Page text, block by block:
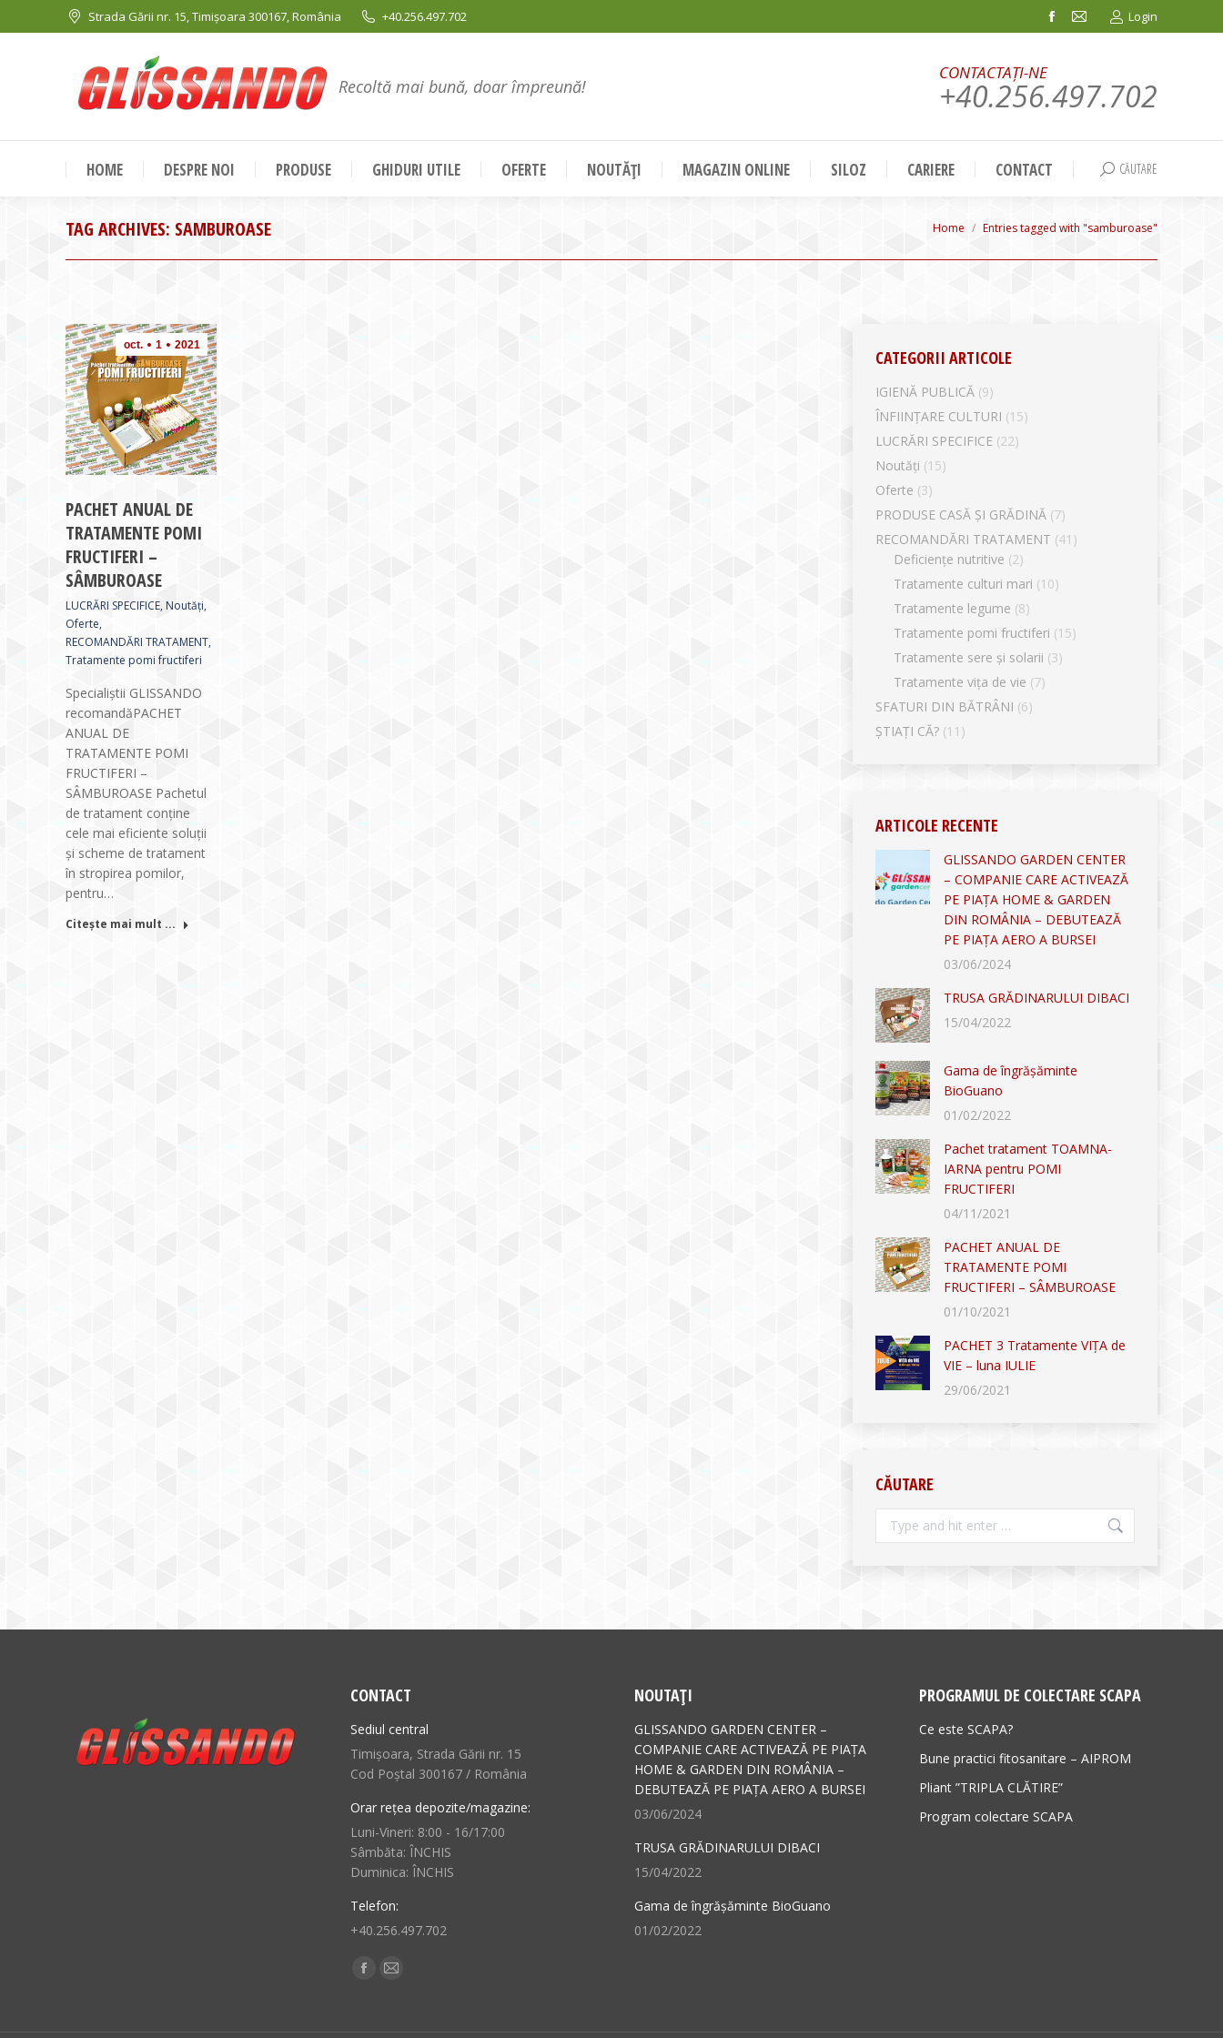
Strada Gării nr. 15, Timișoara 300167, România +40.256.497.702
Facebook
in
window
Mail
in
window
Login
Recoltă mai bună, doar împreună!
CONTACTAȚI-NE
+40.256.497.702
HOME DESPRE NOI PRODUSE GHIDURI UTILE OFERTE NOUTĂȚI MAGAZIN ONLINE SILOZ CARIERE CONTACT Search:
CĂUTARE
TAG ARCHIVES: SAMBUROASE You are here:
Home Entries tagged with "samburoase"
oct. 1 2021
PACHET ANUAL DE
TRATAMENTE POMI
FRUCTIFERI –
SÂMBUROASE
LUCRĂRI SPECIFICE,Noutăți,
Oferte,
RECOMANDĂRI TRATAMENT,
Tratamente pomi fructiferi
Specialiștii GLISSANDO
recomandăPACHET
ANUAL DE
TRATAMENTE POMI
FRUCTIFERI –
SÂMBUROASE Pachetul
de tratament conține
cele mai eficiente soluții
și scheme de tratament
în stropirea pomilor,
pentru…
Citește mai mult ...
CATEGORII ARTICOLE
IGIENĂ PUBLICĂ (9)
ÎNFIINȚARE CULTURI (15)
LUCRĂRI SPECIFICE (22)
Noutăți (15)
Oferte (3)
PRODUSE CASĂ ȘI GRĂDINĂ (7)
RECOMANDĂRI TRATAMENT (41)
Deficiențe nutritive (2)
Tratamente culturi mari (10)
Tratamente legume (8)
Tratamente pomi fructiferi (15)
Tratamente sere și solarii (3)
Tratamente vița de vie (7)
SFATURI DIN BĂTRÂNI (6)
ȘTIAȚI CĂ? (11)
ARTICOLE RECENTE
GLISSANDO GARDEN CENTER
– COMPANIE CARE ACTIVEAZĂ
PE PIAȚA HOME & GARDEN
DIN ROMÂNIA – DEBUTEAZĂ
PE PIAȚA AERO A BURSEI
03/06/2024
TRUSA GRĂDINARULUI DIBACI
15/04/2022
Gama de îngrășăminte
BioGuano
01/02/2022
Pachet tratament TOAMNA-
IARNA pentru POMI
FRUCTIFERI
04/11/2021
PACHET ANUAL DE
TRATAMENTE POMI
FRUCTIFERI – SÂMBUROASE
01/10/2021
PACHET 3 Tratamente VIȚA de
VIE – luna IULIE
29/06/2021
CĂUTARE
Search:
CONTACT
Sediul central
Timișoara, Strada Gării nr. 15
Cod Poștal 300167 / România
Orar rețea depozite/magazine:
Luni-Vineri: 8:00 - 16/17:00
Sâmbăta: ÎNCHIS
Duminica: ÎNCHIS
Telefon:
+40.256.497.702
Find us on:
Facebook
Mail
NOUTAȚI
GLISSANDO GARDEN CENTER –
COMPANIE CARE ACTIVEAZĂ PE PIAȚA
HOME & GARDEN DIN ROMÂNIA –
DEBUTEAZĂ PE PIAȚA AERO A BURSEI
03/06/2024
TRUSA GRĂDINARULUI DIBACI
15/04/2022
Gama de îngrășăminte BioGuano
01/02/2022
PROGRAMUL DE COLECTARE SCAPA
Ce este SCAPA?
Bune practici fitosanitare – AIPROM
Pliant ”TRIPLA CLĂTIRE”
Program colectare SCAPA